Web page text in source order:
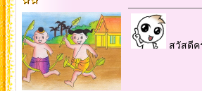
สวัสดีค